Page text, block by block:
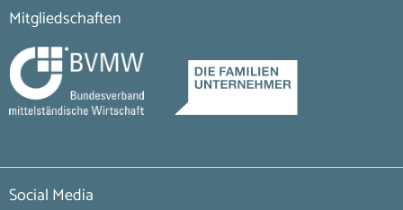
Mitgliedschaften
Social Media